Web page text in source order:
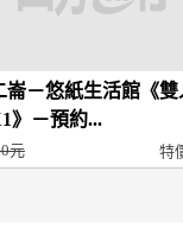
崙－悠紙生活館《雙
》－預約...
元 特